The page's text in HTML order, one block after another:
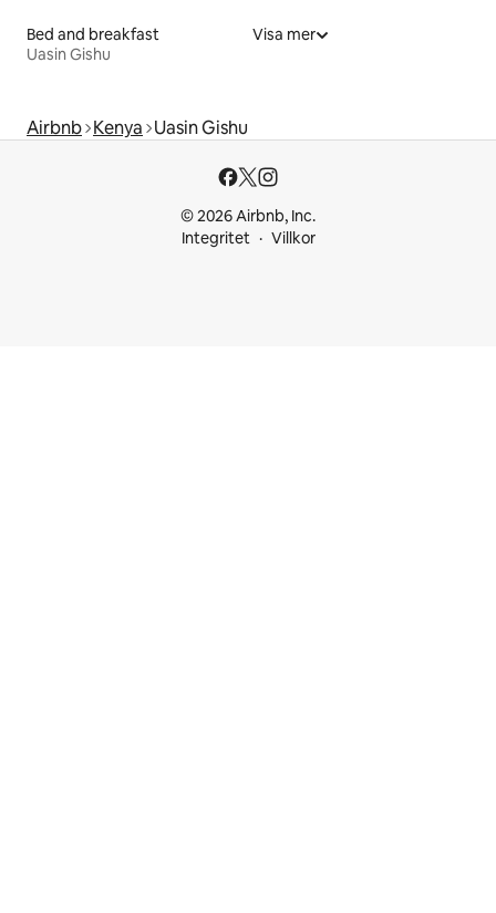
Bed and breakfast
Uasin Gishu
Visa mer
Airbnb Kenya Uasin Gishu
© 2026 Airbnb, Inc.
Integritet
Villkor